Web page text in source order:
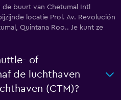
buurt van Chetumal Intl
locatie Prol. Av. Revolución
Quintana Roo.. Je kunt ze
of
de luchthaven
(CTM)?